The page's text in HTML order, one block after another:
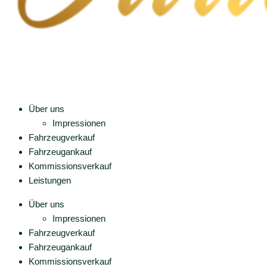
Über uns
Impressionen
Fahrzeugverkauf
Fahrzeugankauf
Kommissionsverkauf
Leistungen
Über uns
Impressionen
Fahrzeugverkauf
Fahrzeugankauf
Kommissionsverkauf